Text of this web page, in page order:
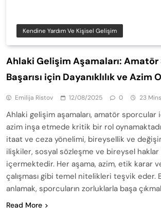
Kendine Yardım Ve Kişisel Gelişim
Ahlaki Gelişim Aşamaları: Amatör
Başarısı için Dayanıklılık ve Azim
Emilija Ristov 12/08/2025 0 23 Mins
Ahlaki gelişim aşamaları, amatör sporcular
azim inşa etmede kritik bir rol
itaat ve ceza yönelimi, bireysellik ve
ilişkiler, sosyal sözleşme ve bireysel haklar
içermektedir. Her aşama, azim, etik karar
çalışması gibi temel nitelikleri teşvik eder.
anlamak, sporcuların zorluklarla başa
Read More